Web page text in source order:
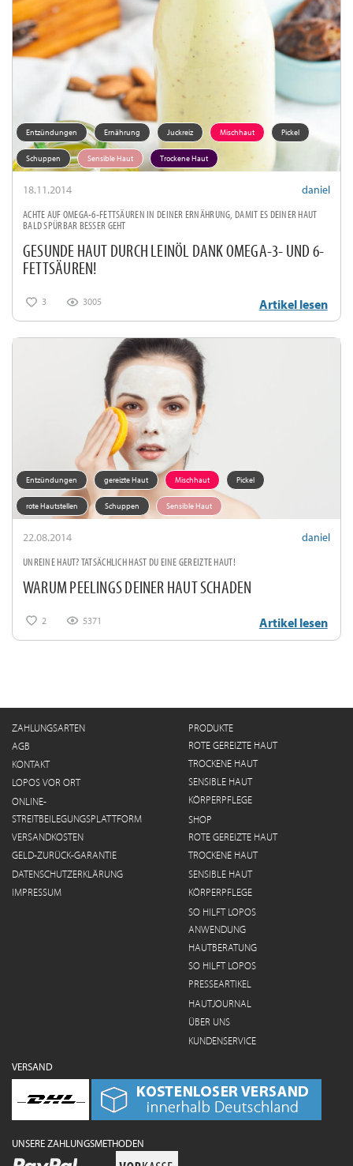
Entzündungen Ernährung Juckreiz Mischhaut Pickel
Schuppen Sensible Haut Trockene Haut
18.11.2014
daniel
ACHTE AUF OMEGA-6-FETTSÄUREN IN DEINER ERNÄHRUNG, DAMIT ES DEINER HAUT
BALD SPÜRBAR BESSER GEHT
GESUNDE HAUT DURCH LEINÖL DANK OMEGA-3- UND 6-
FETTSÄUREN!
3 3005 Artikel lesen
Entzündungen gereizte Haut Mischhaut Pickel
rote Hautstellen Schuppen Sensible Haut
22.08.2014
daniel
UNREINE HAUT? TATSÄCHLICH HAST DU EINE GEREIZTE HAUT!
WARUM PEELINGS DEINER HAUT SCHADEN
2 5371 Artikel lesen
ZAHLUNGSARTEN
AGB
KONTAKT
LOPOS VOR ORT
ONLINE-
STREITBEILEGUNGSPLATTFORM
VERSANDKOSTEN
GELD-ZURÜCK-GARANTIE
DATENSCHUTZERKLÄRUNG
IMPRESSUM
PRODUKTE
ROTE GEREIZTE HAUT
TROCKENE HAUT
SENSIBLE HAUT
KÖRPERPFLEGE
SHOP
ROTE GEREIZTE HAUT
TROCKENE HAUT
SENSIBLE HAUT
KÖRPERPFLEGE
SO HILFT LOPOS
ANWENDUNG
HAUTBERATUNG
SO HILFT LOPOS
PRESSEARTIKEL
HAUTJOURNAL
ÜBER UNS
KUNDENSERVICE
VERSAND
UNSERE ZAHLUNGSMETHODEN